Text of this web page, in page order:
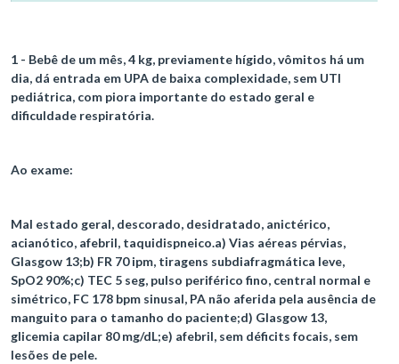
1 - Bebê de um mês, 4 kg, previamente hígido, vômitos há um
dia, dá entrada em UPA de baixa complexidade, sem UTI
pediátrica, com piora importante do estado geral e
dificuldade respiratória.
Ao exame:
Mal estado geral, descorado, desidratado, anictérico,
acianótico, afebril, taquidispneico.a) Vias aéreas pérvias,
Glasgow 13;b) FR 70 ipm, tiragens subdiafragmática leve,
SpO2 90%;c) TEC 5 seg, pulso periférico fino, central normal e
simétrico, FC 178 bpm sinusal, PA não aferida pela ausência de
manguito para o tamanho do paciente;d) Glasgow 13,
glicemia capilar 80 mg/dL;e) afebril, sem déficits focais, sem
lesões de pele.